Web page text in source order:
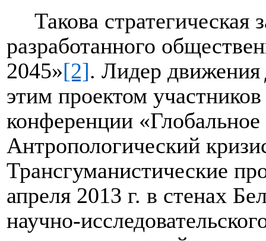
Такова стратегическая
разработанного
2045»[2]. Лидер движения
этим проектом
конференции
Антропологический
Трансгуманистические
апреля 2013 г. в стенах
научно-